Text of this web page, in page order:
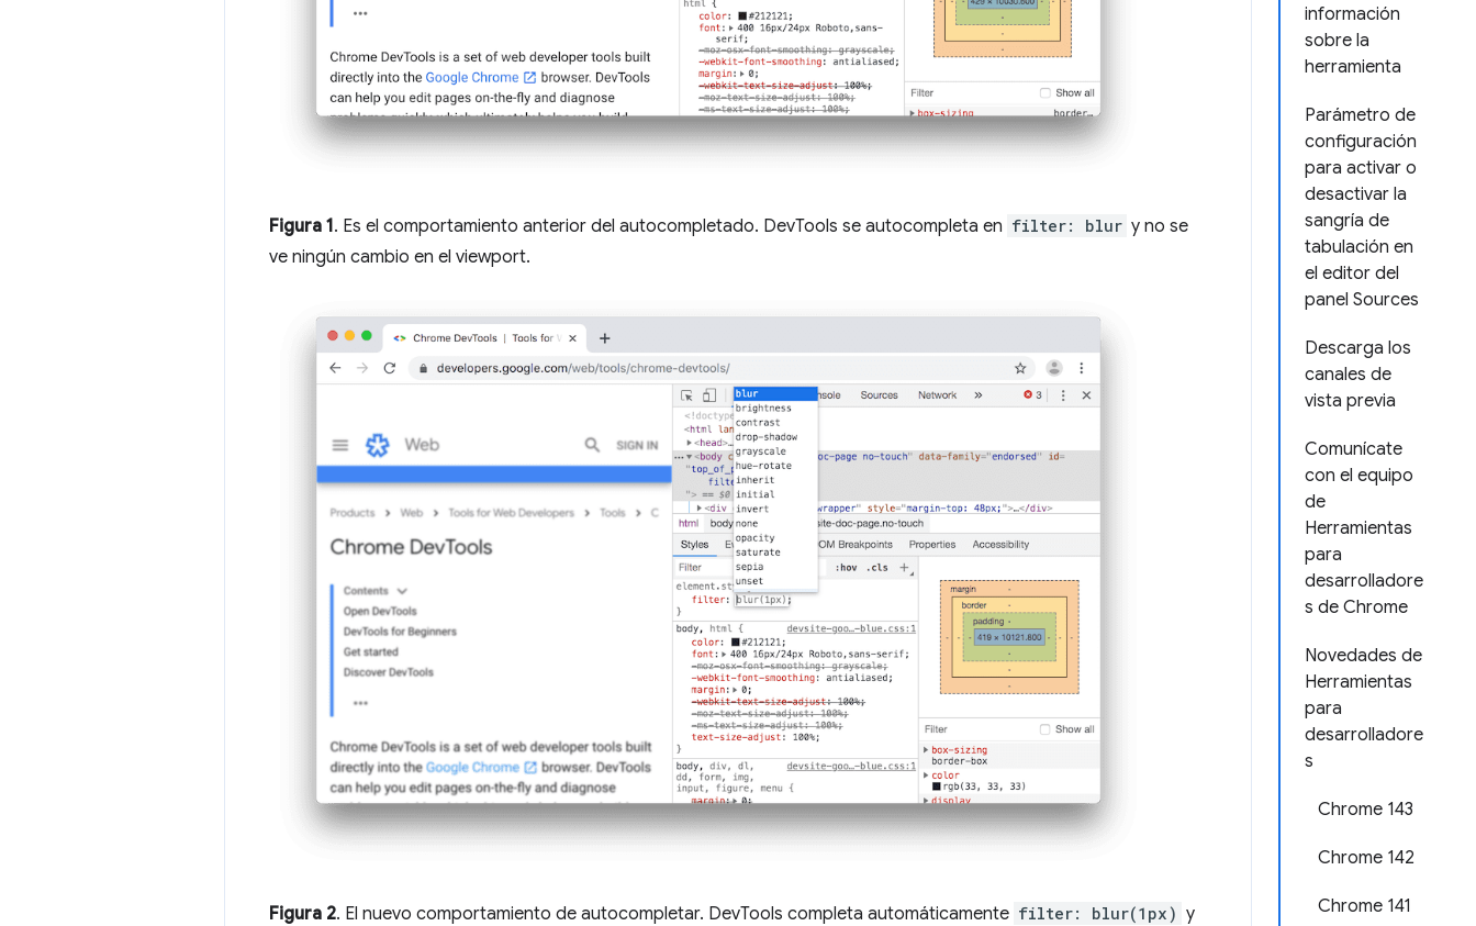
información
sobre la
herramienta
Parámetro de
configuración
para activar o
desactivar la
sangría de
tabulación en
el editor del
panel Sources
Descarga los
canales de
vista previa
Comunícate
con el equipo
de
Herramientas
para
desarrolladore
s de Chrome
Novedades de
Herramientas
para
desarrolladore
s
Chrome 143
Chrome 142
Chrome 141
Figura 1. Es el comportamiento anterior del autocompletado. DevTools se autocompleta en filter: blur y no se
ve ningún cambio en el viewport.
Figura 2. El nuevo comportamiento de autocompletar. DevTools completa automáticamente filter: blur(1px) y